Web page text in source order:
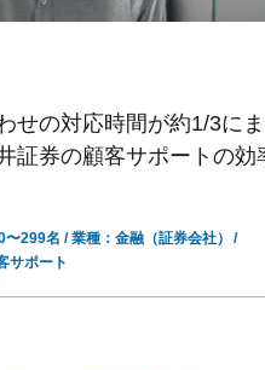
せの対応時間が約1/3に
証券の顧客サポートの効
〜299名
業種：金融（証券会社）
サポート